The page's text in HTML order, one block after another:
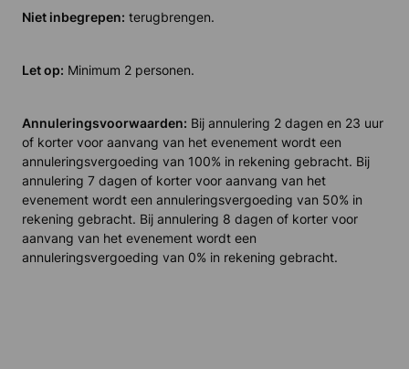
Niet inbegrepen: terugbrengen.
Let op: Minimum 2 personen.
Annuleringsvoorwaarden: Bij annulering 2 dagen en 23 uur
of korter voor aanvang van het evenement wordt een
annuleringsvergoeding van 100% in rekening gebracht. Bij
annulering 7 dagen of korter voor aanvang van het
evenement wordt een annuleringsvergoeding van 50% in
rekening gebracht. Bij annulering 8 dagen of korter voor
aanvang van het evenement wordt een
annuleringsvergoeding van 0% in rekening gebracht.